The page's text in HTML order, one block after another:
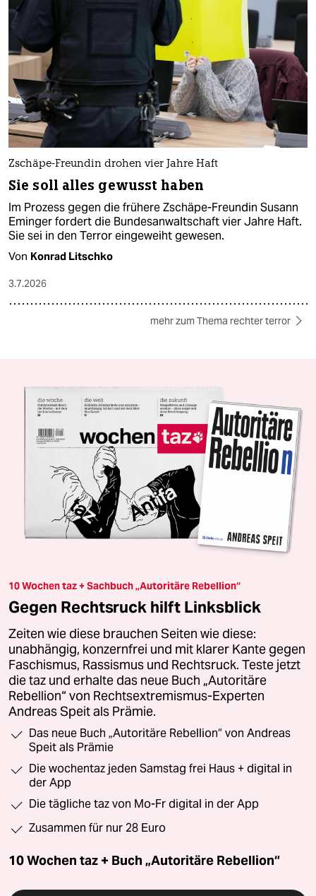
Zschäpe-Freundin drohen vier Jahre Haft
Sie soll alles gewusst haben
Im Prozess gegen die frühere Zschäpe-Freundin Susann
Eminger fordert die Bundesanwaltschaft vier Jahre Haft.
Sie sei in den Terror eingeweiht gewesen.
Von Konrad Litschko
3.7.2026
mehr zum Thema rechter terror
10 Wochen taz + Sachbuch „Autoritäre Rebellion“
Gegen Rechtsruck hilft Linksblick
Zeiten wie diese brauchen Seiten wie diese:
unabhängig, konzernfrei und mit klarer Kante gegen
Faschismus, Rassismus und Rechtsruck. Teste jetzt
die taz und erhalte das neue Buch „Autoritäre
Rebellion“ von Rechtsextremismus-Experten
Andreas Speit als Prämie.
Das neue Buch „Autoritäre Rebellion“ von Andreas
Speit als Prämie
Die wochentaz jeden Samstag frei Haus + digital in
der App
Die tägliche taz von Mo-Fr digital in der App
Zusammen für nur 28 Euro
10 Wochen taz + Buch „Autoritäre Rebellion“